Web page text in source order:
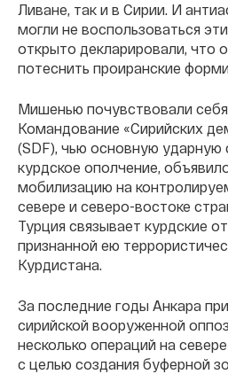
Ливане, так и в Сирии. И
могли не воспользоваться
открыто декларировали, что
потеснить проиранские
Мишенью почувствовали
Командование «Сирийских
(SDF), чью основную ударную
курдское ополчение,
мобилизацию на
севере и северо-востоке
Турция связывает курдские
признанной ею
Курдистана.
За последние годы Анкара
сирийской вооруженной
несколько операций на
с целью создания буферной